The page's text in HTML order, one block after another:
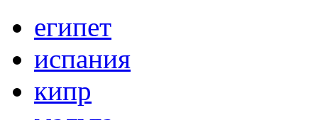
египет
испания
кипр